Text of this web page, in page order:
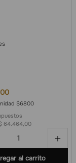
00
$6800
64.464,00
＋
al carrito